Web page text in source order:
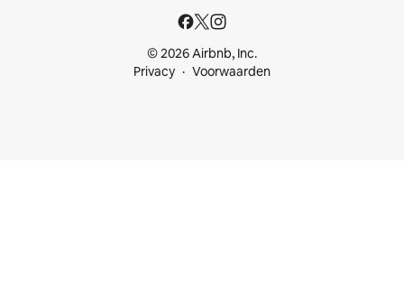
© 2026 Airbnb, Inc.
Privacy
Voorwaarden